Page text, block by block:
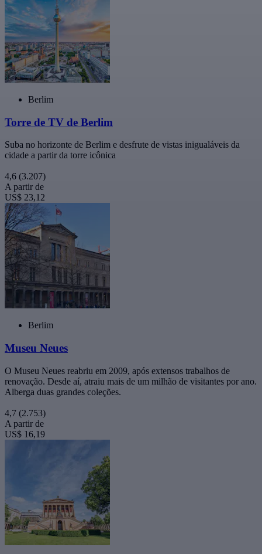
Berlim
Torre de TV de Berlim
Suba no horizonte de Berlim e desfrute de vistas inigualáveis da
cidade a partir da torre icônica
4,6 (3.207)
A partir de
US$ 23,12
Berlim
Museu Neues
O Museu Neues reabriu em 2009, após extensos trabalhos de
renovação. Desde aí, atraiu mais de um milhão de visitantes por ano.
Alberga duas grandes coleções.
4,7 (2.753)
A partir de
US$ 16,19